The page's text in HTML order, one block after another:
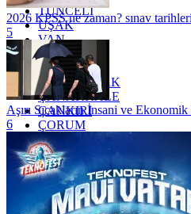
TUNCELİ
UŞAK
VAN
YALOVA
YOZGAT
ZONGULDAK
ÇANAKKALE
ÇANKIRI
ÇORUM
İSTANBUL
İZMİR
ŞANLIURFA
ŞIRNAK
2026 KPSS ne zaman? sınav
5
Aşırı Sıcakların İnsani ve
6